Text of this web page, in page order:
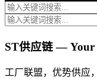
ST供应链 — Your
工厂联盟，优势供应